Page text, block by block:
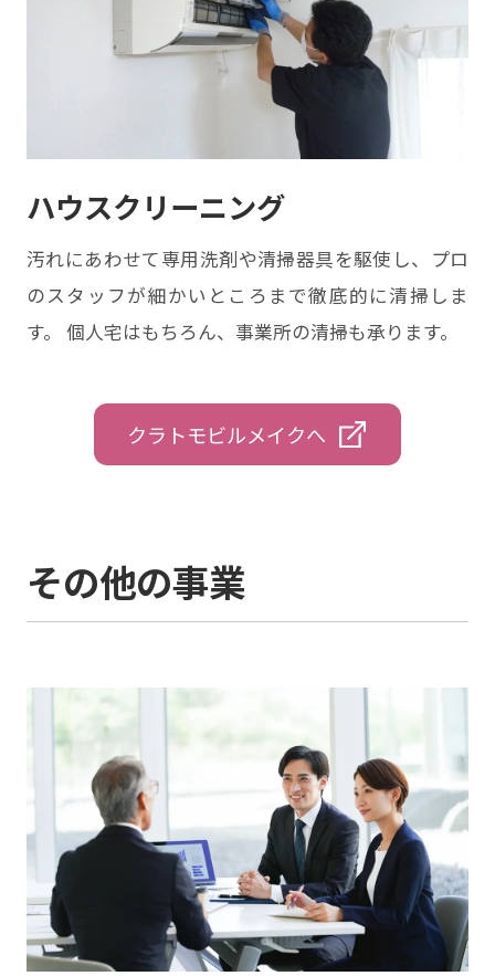
ハウスクリーニング
汚れにあわせて専⽤洗剤や清掃器具を駆使し、プロ
のスタッフが細かいところまで徹底的に清掃しま
す。 個⼈宅はもちろん、事業所の清掃も承ります。
クラトモビルメイクへ
その他の事業